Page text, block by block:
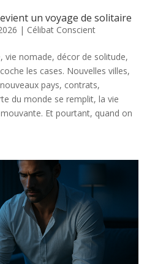
un voyage de solitaire
| Célibat Conscient
vie nomade, décor de solitude,
les cases. Nouvelles villes,
pays, contrats,
du monde se remplit, la vie
Et pourtant, quand on